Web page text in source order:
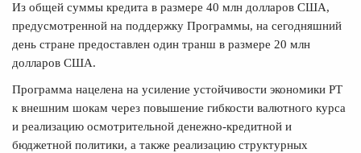
Из общей суммы кредита в размере 40 млн долларов США,
предусмотренной на поддержку Программы, на сегодняшний
день стране предоставлен один транш в размере 20 млн
долларов США.
Программа нацелена на усиление устойчивости экономики РТ
к внешним шокам через повышение гибкости валютного курса
и реализацию осмотрительной денежно-кредитной и
бюджетной политики, а также реализацию структурных